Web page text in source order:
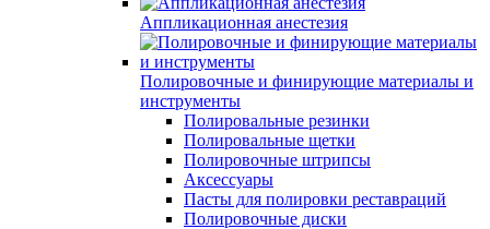
Аппликационная анестезия
Полировочные и финирующие материалы и
инструменты
Полировальные резинки
Полировальные щетки
Полировочные штрипсы
Аксессуары
Пасты для полировки реставраций
Полировочные диски